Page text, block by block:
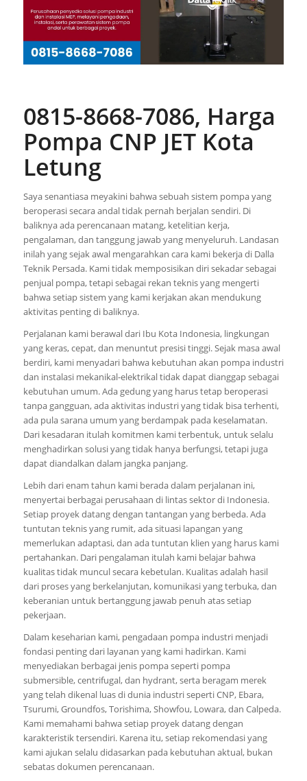
0815-8668-7086, Harga
Pompa CNP JET Kota
Letung
Saya senantiasa meyakini bahwa sebuah sistem pompa yang
beroperasi secara andal tidak pernah berjalan sendiri. Di
baliknya ada perencanaan matang, ketelitian kerja,
pengalaman, dan tanggung jawab yang menyeluruh. Landasan
inilah yang sejak awal mengarahkan cara kami bekerja di Dalla
Teknik Persada. Kami tidak memposisikan diri sekadar sebagai
penjual pompa, tetapi sebagai rekan teknis yang mengerti
bahwa setiap sistem yang kami kerjakan akan mendukung
aktivitas penting di baliknya.
Perjalanan kami berawal dari Ibu Kota Indonesia, lingkungan
yang keras, cepat, dan menuntut presisi tinggi. Sejak masa awal
berdiri, kami menyadari bahwa kebutuhan akan pompa industri
dan instalasi mekanikal-elektrikal tidak dapat dianggap sebagai
kebutuhan umum. Ada gedung yang harus tetap beroperasi
tanpa gangguan, ada aktivitas industri yang tidak bisa terhenti,
ada pula sarana umum yang berdampak pada keselamatan.
Dari kesadaran itulah komitmen kami terbentuk, untuk selalu
menghadirkan solusi yang tidak hanya berfungsi, tetapi juga
dapat diandalkan dalam jangka panjang.
Lebih dari enam tahun kami berada dalam perjalanan ini,
menyertai berbagai perusahaan di lintas sektor di Indonesia.
Setiap proyek datang dengan tantangan yang berbeda. Ada
tuntutan teknis yang rumit, ada situasi lapangan yang
memerlukan adaptasi, dan ada tuntutan klien yang harus kami
pertahankan. Dari pengalaman itulah kami belajar bahwa
kualitas tidak muncul secara kebetulan. Kualitas adalah hasil
dari proses yang berkelanjutan, komunikasi yang terbuka, dan
keberanian untuk bertanggung jawab penuh atas setiap
pekerjaan.
Dalam keseharian kami, pengadaan pompa industri menjadi
fondasi penting dari layanan yang kami hadirkan. Kami
menyediakan berbagai jenis pompa seperti pompa
submersible, centrifugal, dan hydrant, serta beragam merek
yang telah dikenal luas di dunia industri seperti CNP, Ebara,
Tsurumi, Groundfos, Torishima, Showfou, Lowara, dan Calpeda.
Kami memahami bahwa setiap proyek datang dengan
karakteristik tersendiri. Karena itu, setiap rekomendasi yang
kami ajukan selalu didasarkan pada kebutuhan aktual, bukan
sebatas dokumen perencanaan.